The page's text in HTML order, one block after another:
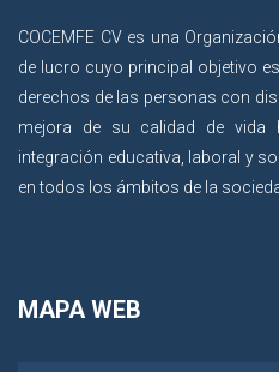
COCEMFE CV es una
de lucro cuyo principal objetivo
derechos de las personas con
mejora de su calidad de vida
integración educativa, laboral y
en todos los ámbitos de la
MAPA WEB